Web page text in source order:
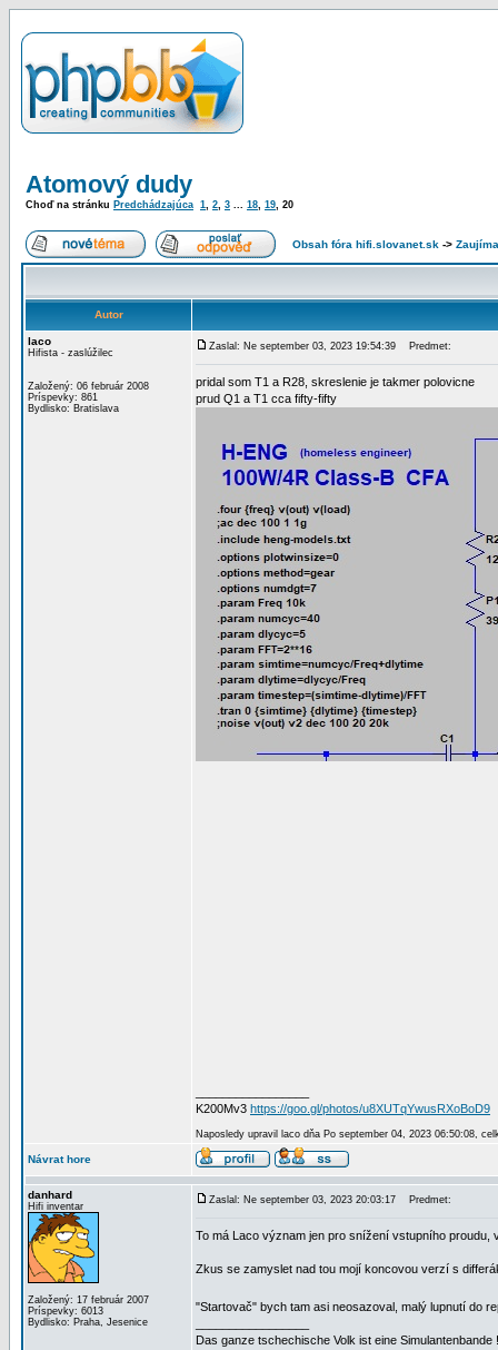
Atomový dudy
Choď na stránku Predchádzajúca 1, 2, 3 ... 18, 19, 20
Obsah fóra hifi.slovanet.sk ->
Autor
laco
Hifista - zaslúžilec
Založený: 06 február 2008
Príspevky: 861
Bydlisko: Bratislava
Zaslal: Ne september 03, 2023 19:54:39 Predmet:
pridal som T1 a R28, skreslenie je takmer polovicne
prud Q1 a T1 cca fifty-fifty
K200Mv3 https://goo.gl/photos/u8XUTqYwusRXoBoD9
Naposledy upravil laco dňa Po september 04, 2023 06:50:08,
Návrat hore
danhard
Hifi inventar
Založený: 17 február 2007
Príspevky: 6013
Bydlisko: Praha, Jesenice
Zaslal: Ne september 03, 2023 20:03:17 Predmet:
To má Laco význam jen pro snížení vstupního proudu,
Zkus se zamyslet nad tou mojí koncovou verzí s
"Startovač" bych tam asi neosazoval, malý lupnutí do
Das ganze tschechische Volk ist eine Simulantenbande !